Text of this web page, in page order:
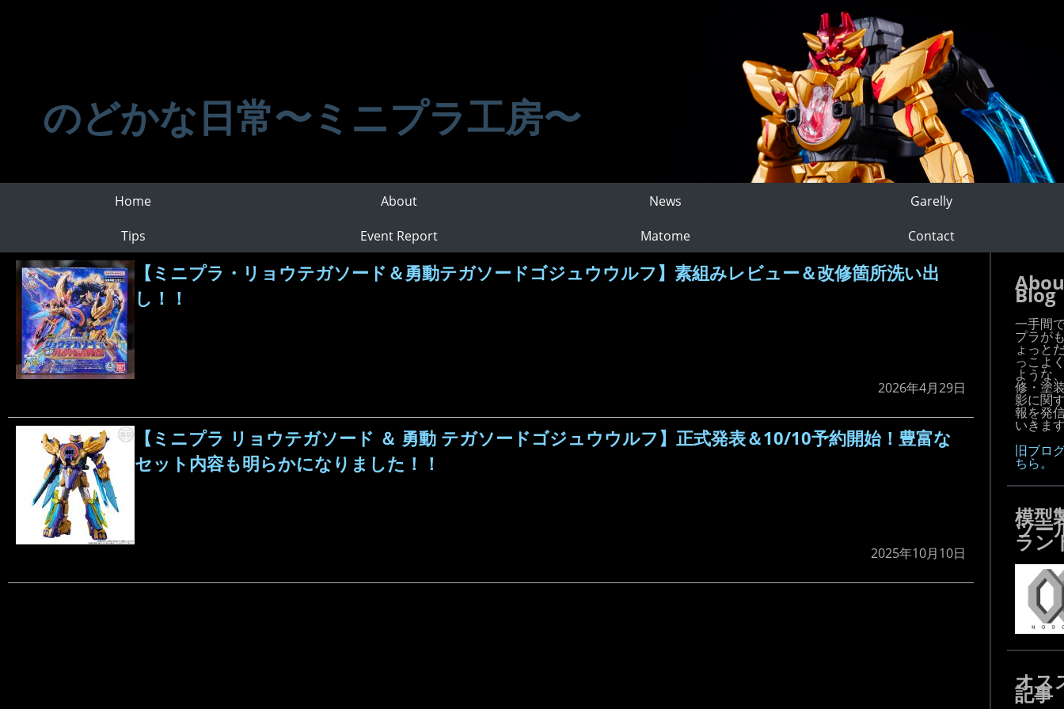
のどかな日常〜ミニプラ工房〜
Home About News
Garelly
Tips
Event Report Matome Contact
【ミニプラ・リョウテガソード＆勇動テガソードゴジュウウルフ】素組みレビュー＆改修箇所洗い出
し！！
2026年4月29日
【ミニプラ リョウテガソード ＆ 勇動 テガソードゴジュウウルフ】正式発表＆10/10予約開始！豊富な
セット内容も明らかになりました！！
2025年10月10日
Blog
一手間
プラが
ょっと
っこよ
ような
修・塗
影に関
報を発
いきま
旧ブロ
ちら。
模型
ツー
ラン
オス
記事